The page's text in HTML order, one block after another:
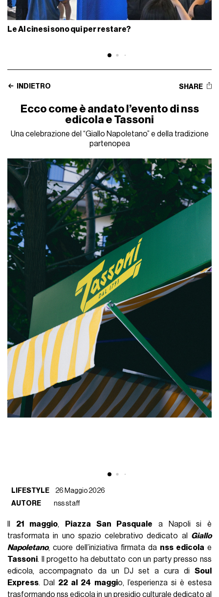
Le AI cinesi sono qui per restare?
INDIETRO SHARE
Ecco come è andato l’evento di nss
edicola e Tassoni
Una celebrazione del “Giallo Napoletano” e della tradizione
partenopea
LIFESTYLE
26 Maggio 2026
AUTORE
nss staff
21 maggio, Piazza San Pasquale a Napoli si è
trasformata in uno spazio celebrativo dedicato al Giallo
Napoletano, cuore dell’iniziativa firmata da nss edicola e
Tassoni. Il progetto ha debuttato con un party presso nss
edicola, accompagnato da un DJ set a cura di Soul
Express. Dal 22 al 24 maggio, l’esperienza si è estesa
trasformando nss edicola in un presidio culturale dedicato al